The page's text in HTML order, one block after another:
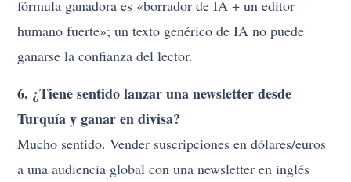
fórmula ganadora es «borrador de IA + un editor
humano fuerte»; un texto genérico de IA no puede
ganarse la confianza del lector.
6. ¿Tiene sentido lanzar una newsletter desde
Turquía y ganar en divisa?
Mucho sentido. Vender suscripciones en dólares/euros
a una audiencia global con una newsletter en inglés